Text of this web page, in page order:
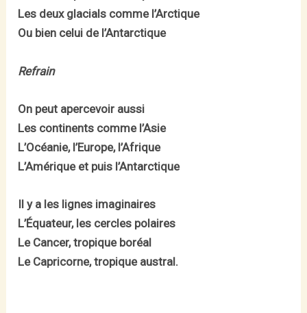
Les deux glacials comme l’Arctique
Ou bien celui de l’Antarctique
Refrain
On peut apercevoir aussi
Les continents comme l’Asie
L’Océanie, l’Europe, l’Afrique
L’Amérique et puis l’Antarctique
Il y a les lignes imaginaires
L’Équateur, les cercles polaires
Le Cancer, tropique boréal
Le Capricorne, tropique austral.